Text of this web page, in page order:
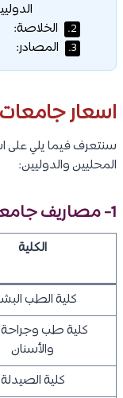
الدوليين
2. الخلاصة:
3. المصادر:
اسعار جامعات
المحليين والدوليين:
1- مصاريف
الكلية
كلية الطب
كلية طب وجراحة
والأسنان
كلية الصيدلة